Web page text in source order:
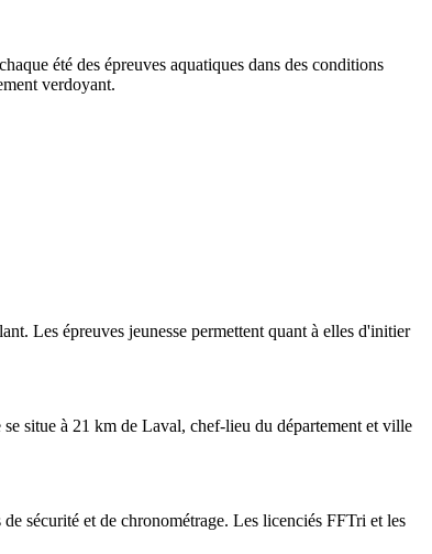
été des épreuves aquatiques dans des conditions
verdoyant.
Les épreuves jeunesse permettent quant à elles d'initier
situe à 21 km de Laval, chef-lieu du département et ville
sécurité et de chronométrage. Les licenciés FFTri et les